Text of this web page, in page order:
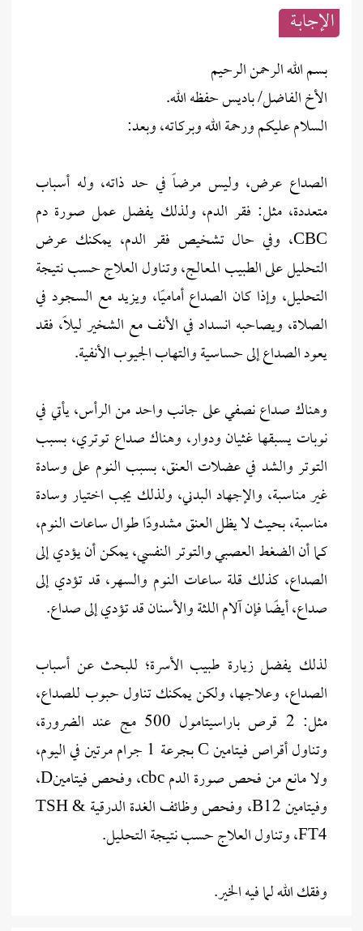
الإجابــة
بسم الله الرحمن الرحيم
الأخ الفاضل/ باديس حفظه الله.
السلام عليكم ورحمة الله وبركاته، وبعد:
الصداع عرض، وليس مرضاً في حد ذاته، وله أسباب
متعددة، مثل: فقر الدم، ولذلك يفضل عمل صورة دم
CBC، وفي حال تشخيص فقر الدم، يمكنك عرض
التحليل على الطبيب المعالج، وتناول العلاج حسب نتيجة
التحليل، وإذا كان الصداع أماميًا، ويزيد مع السجود في
الصلاة، ويصاحبه انسداد في الأنف مع الشخير ليلاً، فقد
يعود الصداع إلى حساسية والتهاب الجيوب الأنفية.
وهناك صداع نصفي على جانب واحد من الرأس، يأتي في
نوبات يسبقها غثيان ودوار، وهناك صداع توتري، بسبب
التوتر والشد في عضلات العنق، بسبب النوم على وسادة
غير مناسبة، والإجهاد البدني، ولذلك يجب اختيار وسادة
مناسبة، بحيث لا يظل العنق مشدودًا طوال ساعات النوم،
كما أن الضغط العصبي والتوتر النفسي، يمكن أن يؤدي إلى
الصداع، كذلك قلة ساعات النوم والسهر، قد تؤدي إلى
صداع، أيضًا فإن آلام اللثة والأسنان قد تؤدي إلى صداع.
لذلك يفضل زيارة طبيب الأسرة؛ للبحث عن أسباب
الصداع، وعلاجها، ولكن يمكنك تناول حبوب للصداع،
مثل: 2 قرص باراسيتامول 500 مج عند الضرورة،
وتناول أقراص فيتامين C بجرعة 1 جرام مرتين في اليوم،
ولا مانع من فحص صورة الدم cbc، وفحص فيتامينD،
وفيتامين B12، وفحص وظائف الغدة الدرقية TSH &
FT4، وتناول العلاج حسب نتيجة التحليل.
وفقك الله لما فيه الخير.